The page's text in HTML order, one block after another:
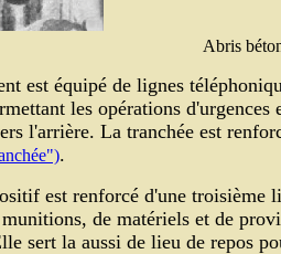
Abris
est équipé de lignes
les opérations
l'arrière. La tranchée est
.
est renforcé d'une
munitions, de matériels et de
sert la aussi de lieu de repos